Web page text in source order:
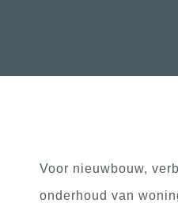
Voor nieuwbouw,
onderhoud van